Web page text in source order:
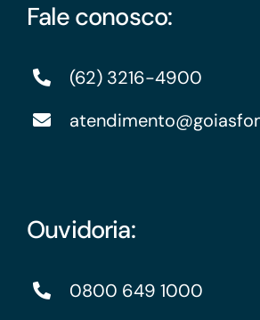
Fale conosco:
(62) 3216-4900
Ouvidoria:
0800 649 1000